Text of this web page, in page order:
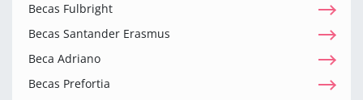
Becas Fulbright
Becas Santander Erasmus
Beca Adriano
Becas Prefortia